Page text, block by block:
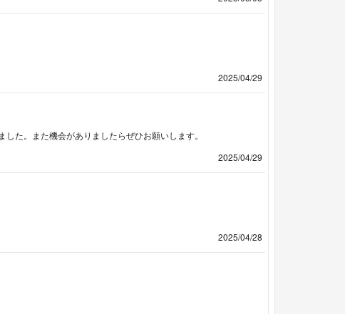
2025/04/29
た。また機会がありましたらぜひお願いします。
2025/04/29
2025/04/28